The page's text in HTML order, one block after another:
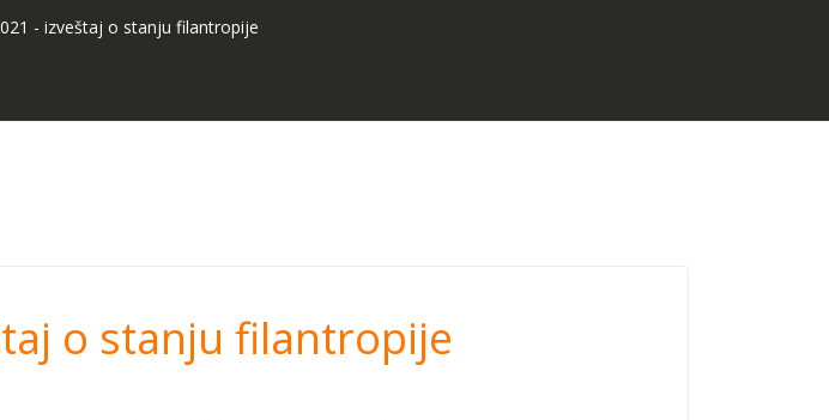
- izveštaj o stanju filantropije
Izveštaj o stanju
o stanju filantropije